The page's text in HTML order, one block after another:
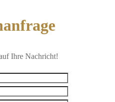
Ihre Nachricht!